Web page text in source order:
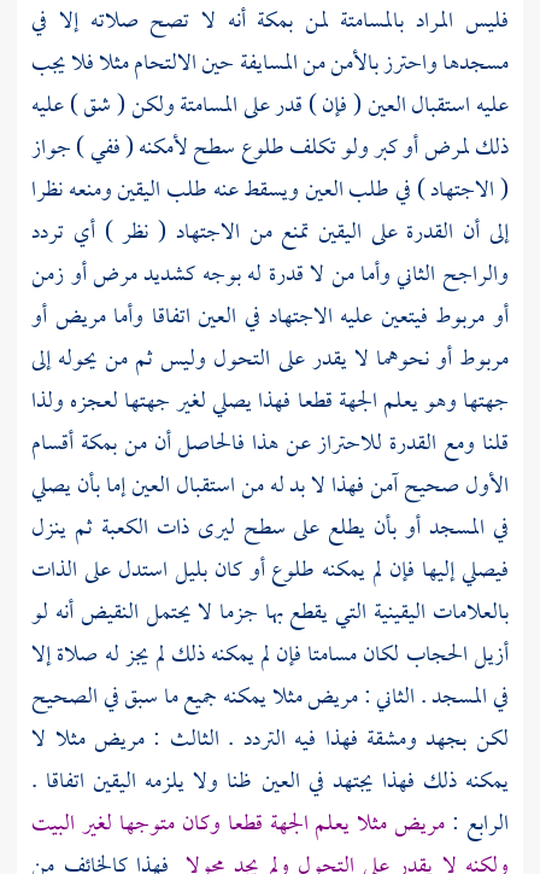
فليس المراد بالمسامتة لمن بمكةأنه لا تصح صلاته إلا في
مسجدها واحترز بالأمن من المسايفة حين الالتحام مثلا فلا يجب
عليه استقبال العين ( فإن ) قدر على المسامتة ولكن ( شق ) عليه
ذلك لمرض أو كبر ولو تكلف طلوع سطح لأمكنه ( ففي ) جواز
( الاجتهاد ) في طلب العين ويسقط عنه طلب اليقين ومنعه نظرا
إلى أن القدرة على اليقين تمنع من الاجتهاد ( نظر ) أي تردد
والراجح الثاني وأما من لا قدرة له بوجه كشديد مرض أو زمن
أو مربوط فيتعين عليه الاجتهاد في العين اتفاقا وأما مريض أو
مربوط أو نحوهما لا يقدر على التحول وليس ثم من يحوله إلى
جهتها وهو يعلم الجهة قطعا فهذا يصلي لغير جهتها لعجزه ولذا
قلنا ومع القدرة للاحتراز عن هذا فالحاصل أن منبمكةأقسام
الأول صحيح آمن فهذا لا بد له من استقبال العين إما بأن يصلي
في المسجد أو بأن يطلع على سطح ليرى ذات الكعبة ثم ينزل
فيصلي إليها فإن لم يمكنه طلوع أو كان بليل استدل على الذات
بالعلامات اليقينية التي يقطع بها جزما لا يحتمل النقيض أنه لو
أزيل الحجاب لكان مسامتا فإن لم يمكنه ذلك لم يجز له صلاة إلا
في المسجد . الثاني : مريض مثلا يمكنه جميع ما سبق في الصحيح
لكن بجهد ومشقة فهذا فيه التردد . الثالث : مريض مثلا لا
يمكنه ذلك فهذا يجتهد في العين ظنا ولا يلزمه اليقين اتفاقا .
الرابع :مريض مثلا يعلم الجهة قطعا وكان متوجها لغيرالبيت